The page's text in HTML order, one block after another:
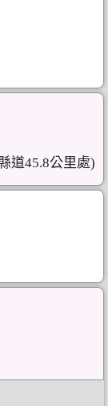
道45.8公里處)